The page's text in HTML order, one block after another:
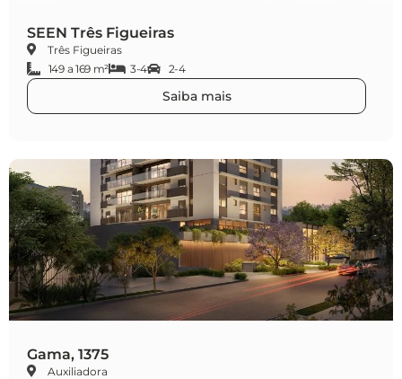
SEEN Três Figueiras
Três Figueiras
149 a 169 m²
3-4 2-4
Saiba mais
Gama, 1375
Auxiliadora